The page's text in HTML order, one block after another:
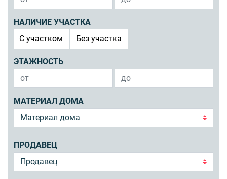
НАЛИЧИЕ УЧАСТКА
C участком
Без участка
ЭТАЖНОСТЬ
МАТЕРИАЛ ДОМА
ПРОДАВЕЦ